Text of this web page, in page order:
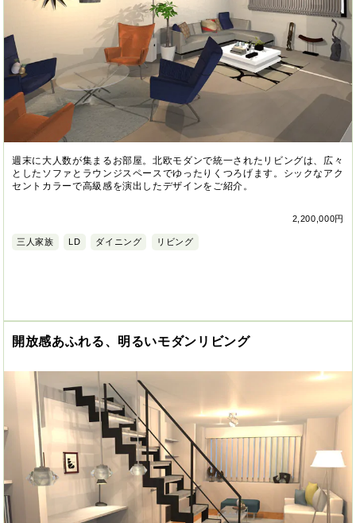
週末に大人数が集まるお部屋。北欧モダンで統一されたリビングは、広々
としたソファとラウンジスペースでゆったりくつろげます。シックなアク
セントカラーで高級感を演出したデザインをご紹介。
2,200,000円
三人家族 LD ダイニング リビング
開放感あふれる、明るいモダンリビング